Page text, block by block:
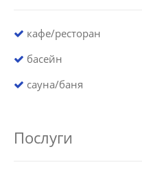
кафе/ресторан
басейн
сауна/баня
Послуги